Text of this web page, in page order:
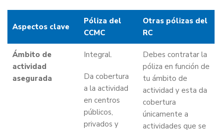
Aspectos clave
Póliza del
CCMC
Otras pólizas del
RC
Ámbito de
actividad
asegurada
Integral.
Da cobertura
a la actividad
en centros
públicos,
privados y
Debes contratar la
póliza en función de
tu ámbito de
actividad y esta da
cobertura
únicamente a
actividades que se